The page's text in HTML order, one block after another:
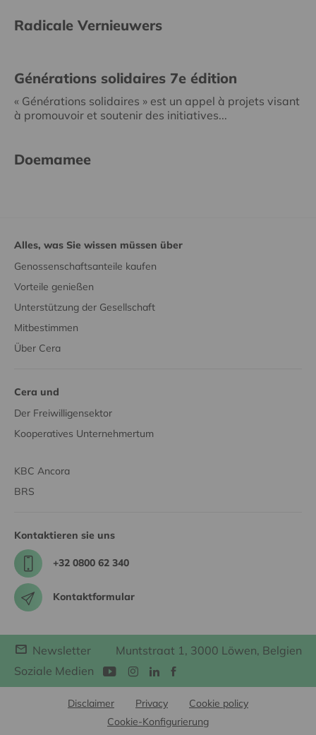
Radicale Vernieuwers
Générations solidaires 7e édition
« Générations solidaires » est un appel à projets visant
à promouvoir et soutenir des initiatives...
Doemamee
Alles, was Sie wissen müssen über
Genossenschaftsanteile kaufen
Vorteile genießen
Unterstützung der Gesellschaft
Mitbestimmen
Über Cera
Cera und
Der Freiwilligensektor
Kooperatives Unternehmertum
KBC Ancora
BRS
Kontaktieren sie uns
+32 0800 62 340
Kontaktformular
Newsletter
Muntstraat 1, 3000 Löwen, Belgien
Soziale Medien
Disclaimer Privacy
Cookie policy
Cookie-Konfigurierung